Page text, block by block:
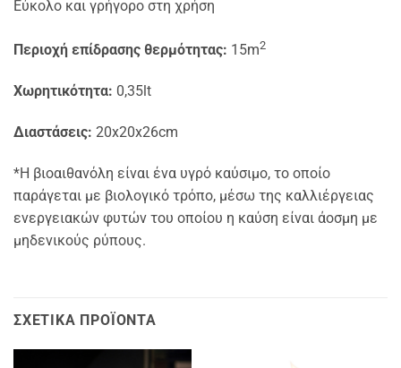
Εύκολο και γρήγορο στη χρήση
Περιοχή επίδρασης θερμότητας: 15m2
Χωρητικότητα: 0,35lt
Διαστάσεις: 20x20x26cm
*Η βιοαιθανόλη είναι ένα υγρό καύσιμο, το οποίο
παράγεται με βιολογικό τρόπο, μέσω της καλλιέργειας
ενεργειακών φυτών του οποίου η καύση είναι άοσμη με
μηδενικούς ρύπους.
ΣΧΕΤΙΚΆ ΠΡΟΪΌΝΤΑ